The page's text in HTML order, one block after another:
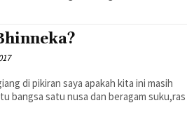
di pikiran saya apakah kita ini masih
bangsa satu nusa dan beragam suku,ras